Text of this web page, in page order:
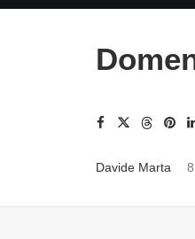
Davide Marta